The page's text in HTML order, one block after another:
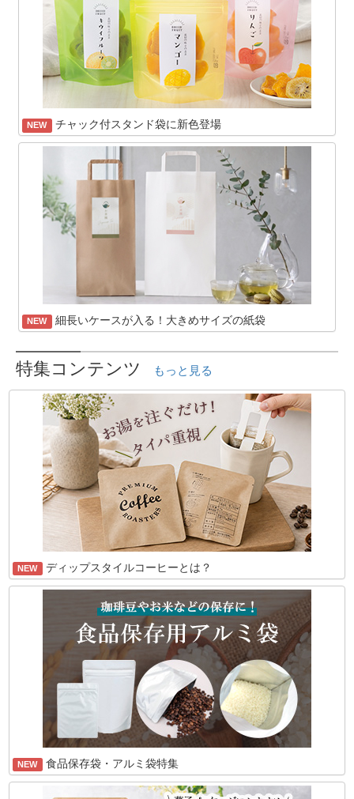
NEW チャック付スタンド袋に新色登場
NEW 細長いケースが入る！大きめサイズの紙袋
特集コンテンツ もっと見る
NEW ディップスタイルコーヒーとは？
NEW 食品保存袋・アルミ袋特集